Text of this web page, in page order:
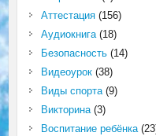
Аттестация(156)
Аудиокнига(18)
Безопасность(14)
Видеоурок(38)
Виды спорта(9)
Викторина(3)
Воспитание ребёнка